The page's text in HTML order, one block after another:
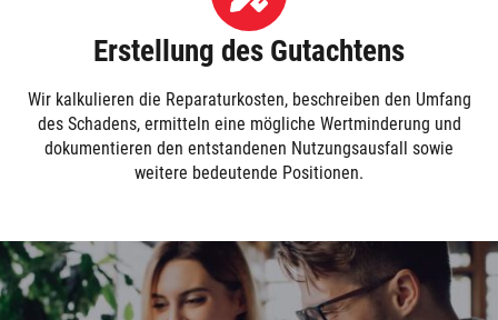
Erstellung des Gutachtens
Wir kalkulieren die Reparaturkosten, beschreiben den Umfang
des Schadens, ermitteln eine mögliche Wertminderung und
dokumentieren den entstandenen Nutzungsausfall sowie
weitere bedeutende Positionen.